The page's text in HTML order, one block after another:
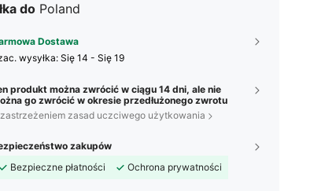
do Poland
Dostawa
wysyłka: Się 14 - Się 19
produkt można zwrócić w ciągu 14 dni, ale nie
go zwrócić w okresie przedłużonego zwrotu
zasad uczciwego użytkowania
zakupów
Bezpieczne płatności
Ochrona prywatności